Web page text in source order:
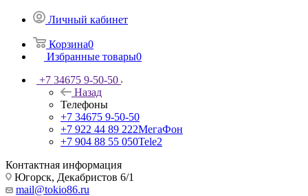
Личный кабинет
Корзина0
Избранные товары0
+7 34675 9-50-50
Назад
Телефоны
+7 34675 9-50-50
+7 922 44 89 222МегаФон
+7 904 88 55 050Tele2
Контактная информация
Югорск, Декабристов 6/1
mail@tokio86.ru